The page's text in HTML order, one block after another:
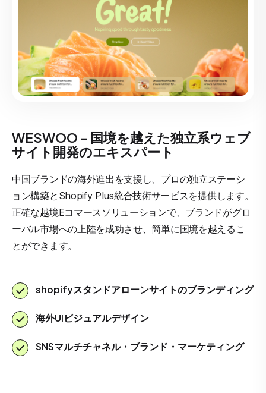
WESWOO - 国境を越えた独立系ウェブ
サイト開発のエキスパート
中国ブランドの海外進出を支援し、プロの独立ステーシ
ョン構築とShopify Plus統合技術サービスを提供します。
正確な越境Eコマースソリューションで、ブランドがグロ
ーバル市場への上陸を成功させ、簡単に国境を越えるこ
とができます。
shopifyスタンドアローンサイトのブランディング
海外UIビジュアルデザイン
SNSマルチチャネル・ブランド・マーケティング